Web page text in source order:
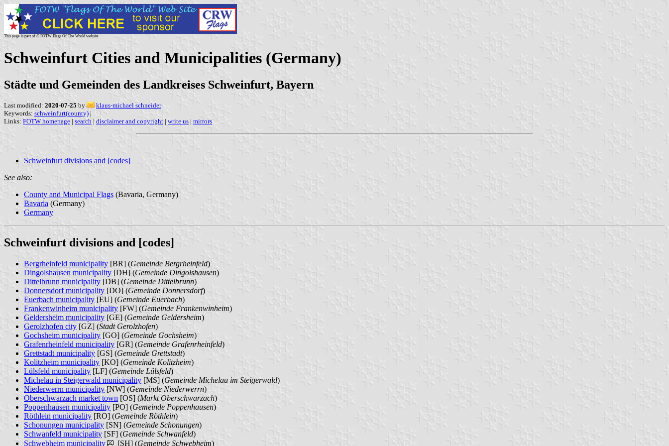
This page is part of © FOTW Flags Of The World website
Schweinfurt Cities and Municipalities (Germany)
Städte und Gemeinden des Landkreises Schweinfurt, Bayern
Last modified: 2020-07-25 by
klaus-michael schneider
Keywords: schweinfurt(county) |
Links: FOTW homepage | search | disclaimer and copyright | write us | mirrors
Schweinfurt divisions and [codes]
See also:
County and Municipal Flags (Bavaria, Germany)
Bavaria (Germany)
Germany
Schweinfurt divisions and [codes]
Bergrheinfeld municipality [BR] (Gemeinde Bergrheinfeld)
Dingolshausen municipality [DH] (Gemeinde Dingolshausen)
Dittelbrunn municipality [DB] (Gemeinde Dittelbrunn)
Donnersdorf municipality [DO] (Gemeinde Donnersdorf)
Euerbach municipality [EU] (Gemeinde Euerbach)
Frankenwinheim municipality [FW] (Gemeinde Frankenwinheim)
Geldersheim municipality [GE] (Gemeinde Geldersheim)
Gerolzhofen city [GZ] (Stadt Gerolzhofen)
Gochsheim municipality [GO] (Gemeinde Gochsheim)
Grafenrheinfeld municipality [GR] (Gemeinde Grafenrheinfeld)
Grettstadt municipality [GS] (Gemeinde Grettstadt)
Kolitzheim municipality [KO] (Gemeinde Kolitzheim)
Lülsfeld municipality [LF] (Gemeinde Lülsfeld)
Michelau in Steigerwald municipality [MS] (Gemeinde Michelau im Steigerwald)
Niederwerrn municipality [NW] (Gemeinde Niederwerrn)
Oberschwarzach market town [OS] (Markt Oberschwarzach)
Poppenhausen municipality [PO] (Gemeinde Poppenhausen)
Röthlein municipality [RO] (Gemeinde Röthlein)
Schonungen municipality [SN] (Gemeinde Schonungen)
Schwanfeld municipality [SF] (Gemeinde Schwanfeld)
Schwebheim municipality
[SH] (Gemeinde Schwebheim)